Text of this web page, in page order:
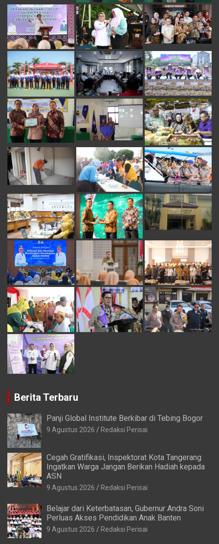
Berita Terbaru
Panji Global Institute Berkibar di Tebing Bogor
9 Agustus 2026 Redaksi Perisai
Cegah Gratifikasi, Inspektorat Kota Tangerang
Ingatkan Warga Jangan Berikan Hadiah kepada
ASN
9 Agustus 2026 Redaksi Perisai
Belajar dari Keterbatasan, Gubernur Andra Soni
Perluas Akses Pendidikan Anak Banten
9 Agustus 2026 Redaksi Perisai